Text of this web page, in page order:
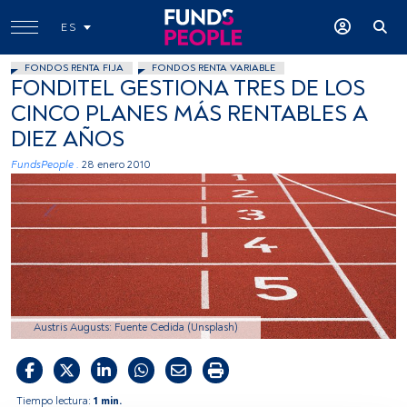
ES
FONDOS RENTA FIJA FONDOS RENTA VARIABLE
FONDITEL GESTIONA TRES DE LOS
CINCO PLANES MÁS RENTABLES A
DIEZ AÑOS
FundsPeople . 28 enero 2010
Austris Augusts: Fuente Cedida (Unsplash)
Tiempo lectura: 1 min.